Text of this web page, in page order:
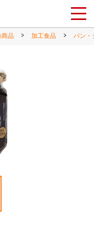
商品 加工食品 パン・